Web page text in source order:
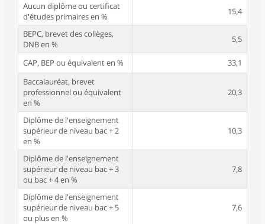
Aucun diplôme ou certificat
d'études primaires en %
15,4
BEPC, brevet des collèges,
DNB en %
5,5
CAP, BEP ou équivalent en %
33,1
Baccalauréat, brevet
professionnel ou équivalent
en %
20,3
Diplôme de l'enseignement
supérieur de niveau bac + 2
en %
10,3
Diplôme de l'enseignement
supérieur de niveau bac + 3
ou bac + 4 en %
7,8
Diplôme de l'enseignement
supérieur de niveau bac + 5
ou plus en %
7,6